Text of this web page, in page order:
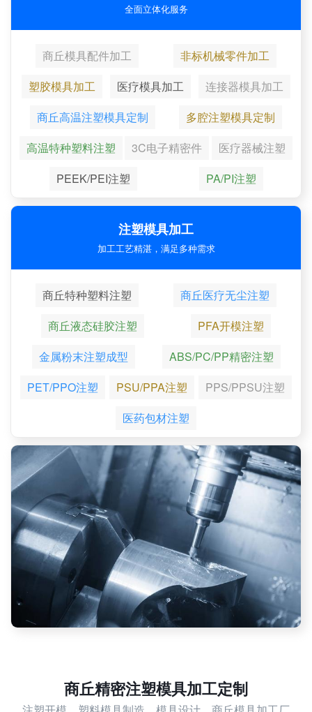
全面立体化服务
商丘模具配件加工
非标机械零件加工
塑胶模具加工
医疗模具加工
连接器模具加工
商丘高温注塑模具定制
多腔注塑模具定制
高温特种塑料注塑
3C电子精密件
医疗器械注塑
PEEK/PEI注塑
PA/PI注塑
注塑模具加工
加工工艺精湛，满足多种需求
商丘特种塑料注塑
商丘医疗无尘注塑
商丘液态硅胶注塑
PFA开模注塑
金属粉末注塑成型
ABS/PC/PP精密注塑
PET/PPO注塑
PSU/PPA注塑
PPS/PPSU注塑
医药包材注塑
商丘精密注塑模具加工定制